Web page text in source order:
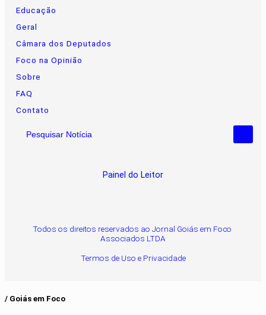
Educação
Geral
Câmara dos Deputados
Foco na Opinião
Sobre
FAQ
Contato
Pesquisar Notícia
Painel do Leitor
Todos os direitos reservados ao Jornal Goiás em Foco
Associados LTDA
Termos de Uso e Privacidade
/ Goiás em Foco